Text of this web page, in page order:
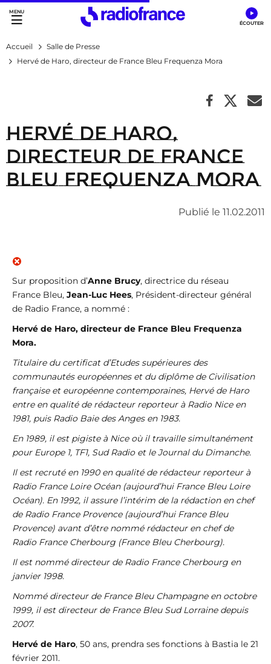
Accès direct :
Menu principal
Contenu
Accueil
Salle de Presse
Hervé de Haro, directeur de France Bleu Frequenza Mora
Hervé de Haro,
directeur de France
Bleu Frequenza Mora
Publié le 11.02.2011
Sur proposition d’Anne Brucy, directrice du réseau
France Bleu, Jean-Luc Hees, Président-directeur général
de Radio France, a nommé :
Hervé de Haro, directeur de France Bleu Frequenza
Mora.
Titulaire du certificat d’Etudes supérieures des
communautés européennes et du diplôme de Civilisation
française et européenne contemporaines, Hervé de Haro
entre en qualité de rédacteur reporteur à Radio Nice en
1981, puis Radio Baie des Anges en 1983.
En 1989, il est pigiste à Nice où il travaille simultanément
pour Europe 1, TF1, Sud Radio et le Journal du Dimanche.
Il est recruté en 1990 en qualité de rédacteur reporteur à
Radio France Loire Océan (aujourd’hui France Bleu Loire
Océan). En 1992, il assure l’intérim de la rédaction en chef
de Radio France Provence (aujourd’hui France Bleu
Provence) avant d’être nommé rédacteur en chef de
Radio France Cherbourg (France Bleu Cherbourg).
Il est nommé directeur de Radio France Cherbourg en
janvier 1998.
Nommé directeur de France Bleu Champagne en octobre
1999, il est directeur de France Bleu Sud Lorraine depuis
2007.
Hervé de Haro, 50 ans, prendra ses fonctions à Bastia le 21
février 2011.